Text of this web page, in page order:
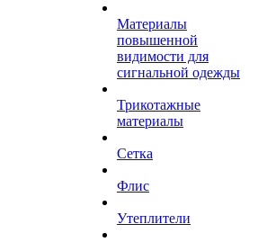
Материалы
повышенной
видимости для
сигнальной одежды
Трикотажные
материалы
Сетка
Флис
Утеплители